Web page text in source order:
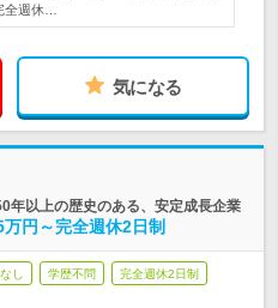
全週休…
気になる
年以上の歴史のある、安定成長企業
円～完全週休2日制
し 学歴不問 完全週休2日制